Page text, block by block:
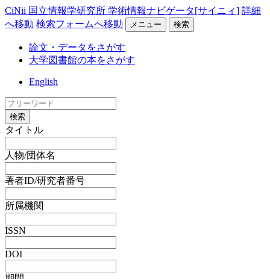
CiNii 国立情報学研究所 学術情報ナビゲータ[サイニィ] 詳細
へ移動 検索フォームへ移動 メニュー 検索
論文・データをさがす
大学図書館の本をさがす
English
検索
タイトル
人物/団体名
著者ID/研究者番号
所属機関
ISSN
DOI